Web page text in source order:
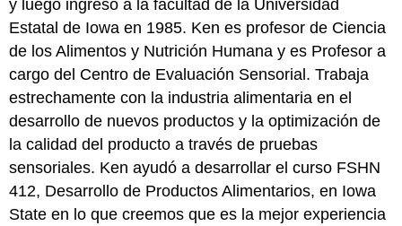
y luego ingresó a la facultad de la Universidad
Estatal de Iowa en 1985. Ken es profesor de Ciencia
de los Alimentos y Nutrición Humana y es Profesor a
cargo del Centro de Evaluación Sensorial. Trabaja
estrechamente con la industria alimentaria en el
desarrollo de nuevos productos y la optimización de
la calidad del producto a través de pruebas
sensoriales. Ken ayudó a desarrollar el curso FSHN
412, Desarrollo de Productos Alimentarios, en Iowa
State en lo que creemos que es la mejor experiencia